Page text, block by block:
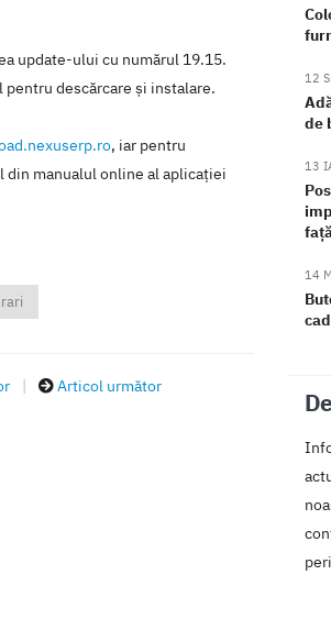
update-ului cu numărul 19.15.
descărcare şi instalare.
, iar pentru
din manualul online al aplicaţiei
| Articol următor
12
de
13
14